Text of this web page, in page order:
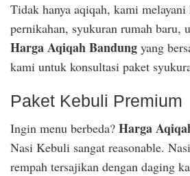
Tidak hanya aqiqah, kami melayani
pernikahan, syukuran rumah baru,
Harga Aqiqah Bandung yang
kami untuk konsultasi paket
Paket Kebuli Premium
Ingin menu berbeda? Harga
Nasi Kebuli sangat reasonable.
rempah tersajikan dengan daging